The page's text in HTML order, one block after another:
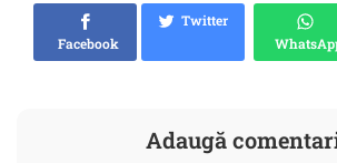
Facebook
Twitter
Adaugă